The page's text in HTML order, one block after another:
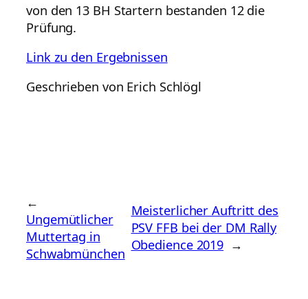
von den 13 BH Startern bestanden 12 die
Prüfung.
Link zu den Ergebnissen
Geschrieben von Erich Schlögl
←
Ungemütlicher
Muttertag in
Schwabmünchen
Meisterlicher Auftritt des
PSV FFB bei der DM Rally
Obedience 2019 →